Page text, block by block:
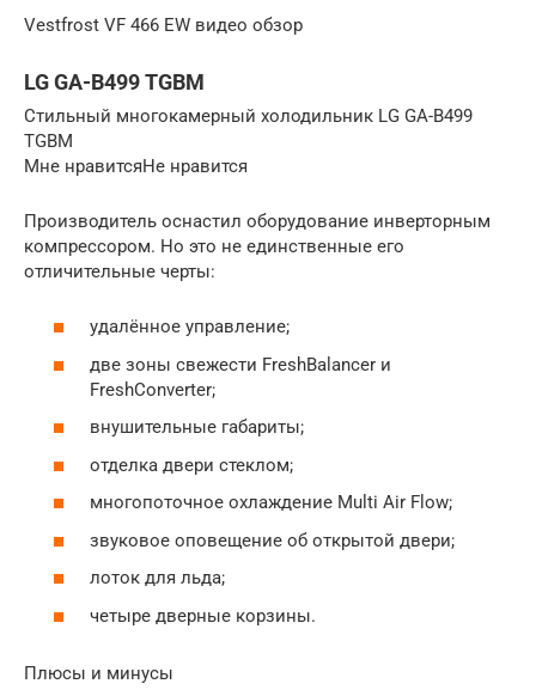
Vestfrost VF 466 EW видео обзор
LG GA-B499 TGBM
Стильный многокамерный холодильник LG GA-B499
TGBM
Мне нравитсяНе нравится
Производитель оснастил оборудование инверторным
компрессором. Но это не единственные его
отличительные черты:
удалённое управление;
две зоны свежести FreshBalancer и
FreshConverter;
внушительные габариты;
отделка двери стеклом;
многопоточное охлаждение Multi Air Flow;
звуковое оповещение об открытой двери;
лоток для льда;
четыре дверные корзины.
Плюсы и минусы